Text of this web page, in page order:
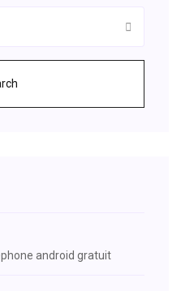
android gratuit